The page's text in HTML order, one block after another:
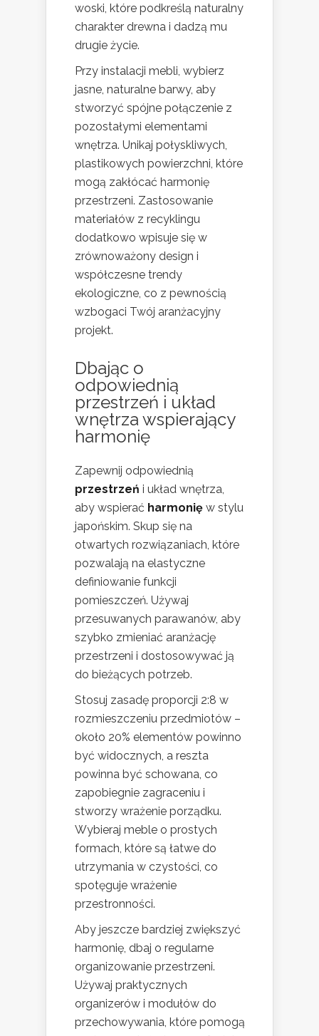
woski, które podkreślą naturalny
charakter drewna i dadzą mu
drugie życie.
Przy instalacji mebli, wybierz
jasne, naturalne barwy, aby
stworzyć spójne połączenie z
pozostałymi elementami
wnętrza. Unikaj połyskliwych,
plastikowych powierzchni, które
mogą zakłócać harmonię
przestrzeni. Zastosowanie
materiałów z recyklingu
dodatkowo wpisuje się w
zrównoważony design i
współczesne trendy
ekologiczne, co z pewnością
wzbogaci Twój aranżacyjny
projekt.
Dbając o
odpowiednią
przestrzeń i układ
wnętrza wspierający
harmonię
Zapewnij odpowiednią
przestrzeń i układ wnętrza,
aby wspierać harmonię w stylu
japońskim. Skup się na
otwartych rozwiązaniach, które
pozwalają na elastyczne
definiowanie funkcji
pomieszczeń. Używaj
przesuwanych parawanów, aby
szybko zmieniać aranżację
przestrzeni i dostosowywać ją
do bieżących potrzeb.
Stosuj zasadę proporcji 2:8 w
rozmieszczeniu przedmiotów –
około 20% elementów powinno
być widocznych, a reszta
powinna być schowana, co
zapobiegnie zagraceniu i
stworzy wrażenie porządku.
Wybieraj meble o prostych
formach, które są łatwe do
utrzymania w czystości, co
spotęguje wrażenie
przestronności.
Aby jeszcze bardziej zwiększyć
harmonię, dbaj o regularne
organizowanie przestrzeni.
Używaj praktycznych
organizerów i modułów do
przechowywania, które pomogą